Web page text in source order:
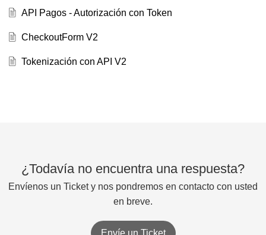
API Pagos - Autorización con Token
CheckoutForm V2
Tokenización con API V2
¿Todavía no encuentra una respuesta?
Envíenos un Ticket y nos pondremos en contacto con usted
en breve.
Envíe un Ticket